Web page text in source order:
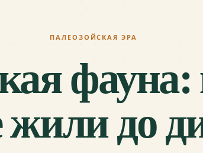
ПАЛЕОЗОЙСКАЯ ЭРА
фауна:
до